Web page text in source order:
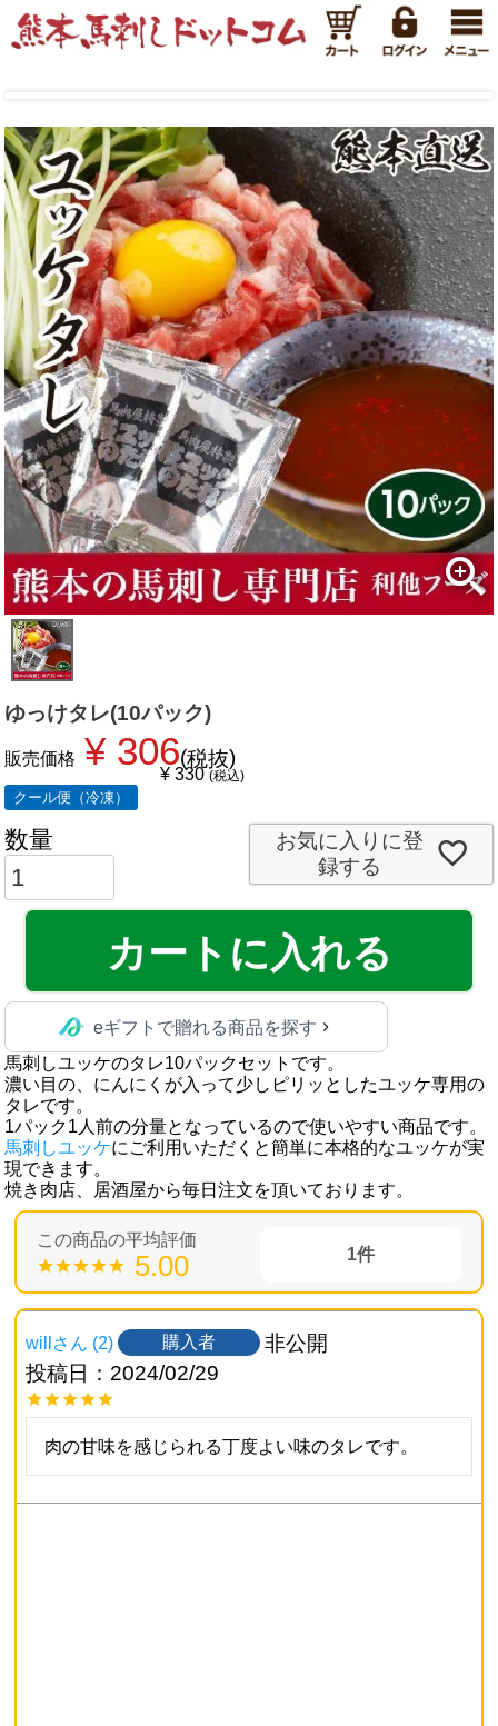
ゆっけタレ(10パック)
販売価格 ¥ 306 税抜
¥ 330 税込
クール便（冷凍）
お気に入りに登
録する
カートに入れる
eギフトで贈れる商品を探す
馬刺しユッケのタレ10パックセットです。
濃い目の、にんにくが入って少しピリッとしたユッケ専用の
タレです。
1パック1人前の分量となっているので使いやすい商品です。
馬刺しユッケにご利用いただくと簡単に本格的なユッケが実
現できます。
焼き肉店、居酒屋から毎日注文を頂いております。
5.00 1
will 2 購入者
非公開
投稿日
2024/02/29
肉の甘味を感じられる丁度よい味のタレです。